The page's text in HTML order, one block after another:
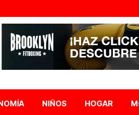
NIÑOS HOGAR